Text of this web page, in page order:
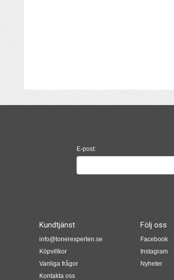
E-post:
Kundtjänst
info@tonerexperten.se
Köpvillkor
Vanliga frågor
Kontakta oss
Följ oss
Facebook
Instagram
Nyheter